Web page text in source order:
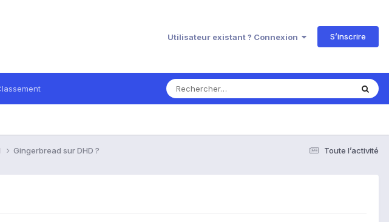
Utilisateur existant ? Connexion S’inscrire
Toute l’activité
Gingerbread sur DHD ?